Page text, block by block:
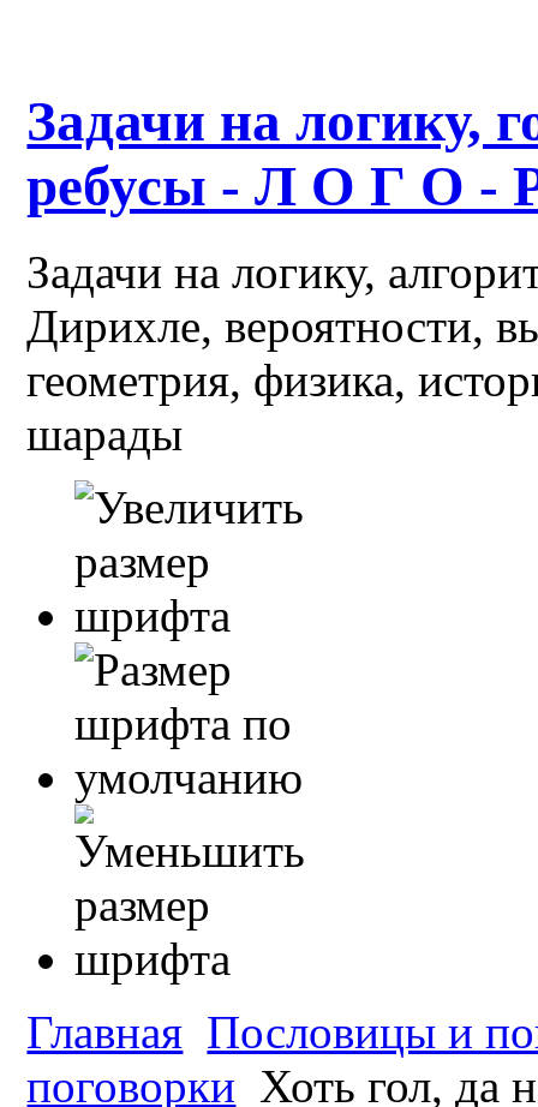
Задачи на логику,
ребусы - Л О Г О -
Задачи на логику,
Дирихле, вероятности,
геометрия, физика,
шарады
Главная Пословицы и
поговорки Хоть гол, да